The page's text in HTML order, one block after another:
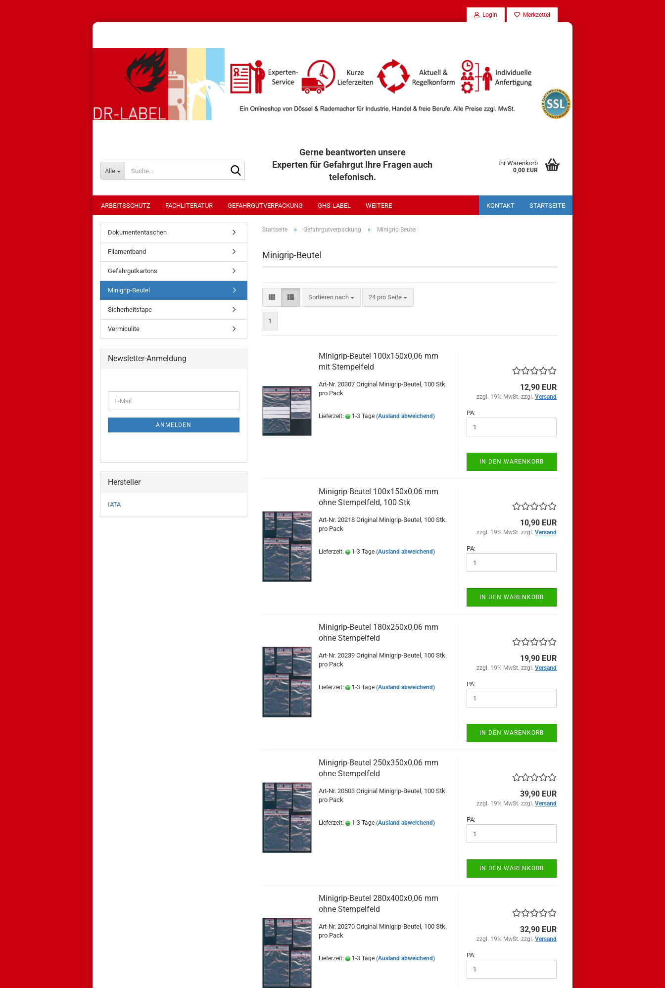
Login Merkzettel
Alle
Gerne beantworten unsere
Experten für Gefahrgut Ihre Fragen auch
telefonisch.
Ihr Warenkorb
0,00 EUR
ARBEITSSCHUTZ FACHLITERATUR GEFAHRGUTVERPACKUNG GHS-LABEL KONTAKT STARTSEITE
WEITERE
Startseite » Gefahrgutverpackung » Minigrip-Beutel
Minigrip-Beutel
Sortieren nach
Sortieren nach 24 pro Seite
pro Seite
1
Minigrip-Beutel 100x150x0,06 mm
mit Stempelfeld
Art-Nr. 20307 Original Minigrip-Beutel, 100 Stk.
pro Pack
Lieferzeit: 1-3 Tage (Ausland abweichend)
12,90 EUR
zzgl. 19% MwSt. zzgl.Versand
PA:
IN DEN WARENKORB
Minigrip-Beutel 100x150x0,06 mm
ohne Stempelfeld, 100 Stk
Art-Nr. 20218 Original Minigrip-Beutel, 100 Stk.
pro Pack
Lieferzeit: 1-3 Tage (Ausland abweichend)
10,90 EUR
zzgl. 19% MwSt. zzgl.Versand
PA:
IN DEN WARENKORB
Minigrip-Beutel 180x250x0,06 mm
ohne Stempelfeld
Art-Nr. 20239 Original Minigrip-Beutel, 100 Stk.
pro Pack
Lieferzeit: 1-3 Tage (Ausland abweichend)
19,90 EUR
zzgl. 19% MwSt. zzgl.Versand
PA:
IN DEN WARENKORB
Minigrip-Beutel 250x350x0,06 mm
ohne Stempelfeld
Art-Nr. 20503 Original Minigrip-Beutel, 100 Stk.
pro Pack
Lieferzeit: 1-3 Tage (Ausland abweichend)
39,90 EUR
zzgl. 19% MwSt. zzgl.Versand
PA:
IN DEN WARENKORB
Minigrip-Beutel 280x400x0,06 mm
ohne Stempelfeld
Art-Nr. 20270 Original Minigrip-Beutel, 100 Stk.
pro Pack
Lieferzeit: 1-3 Tage (Ausland abweichend)
32,90 EUR
zzgl. 19% MwSt. zzgl.Versand
PA:
Dokumententaschen
Filamentband
Gefahrgutkartons
Minigrip-Beutel
Sicherheitstape
Vermiculite
Newsletter-Anmeldung
ZUR
E-
Mail
ANMELDEN
Hersteller
IATA